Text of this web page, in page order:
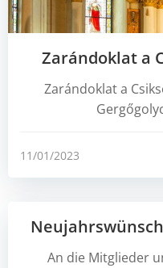
Zarándoklat a
Zarándoklat a
11/01/2023
An die Mitglieder